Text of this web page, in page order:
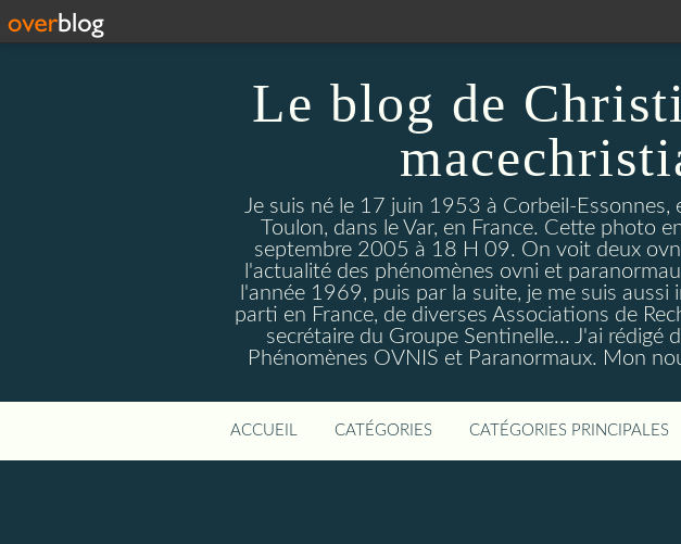
Le blog de
Je suis né le 17 juin 1953 à Corbeil-
Toulon, dans le Var, en France. Cette photo
septembre 2005 à 18 H 09. On voit deux
l'actualité des phénomènes ovni et
l'année 1969, puis par la suite, je me suis
parti en France, de diverses Associations de
secrétaire du Groupe Sentinelle... J'ai rédigé
Phénomènes OVNIS et Paranormaux. Mon
ACCUEIL CATÉGORIES CATÉGORIES PRINCIPALES